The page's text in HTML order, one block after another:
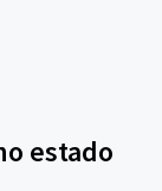
estado